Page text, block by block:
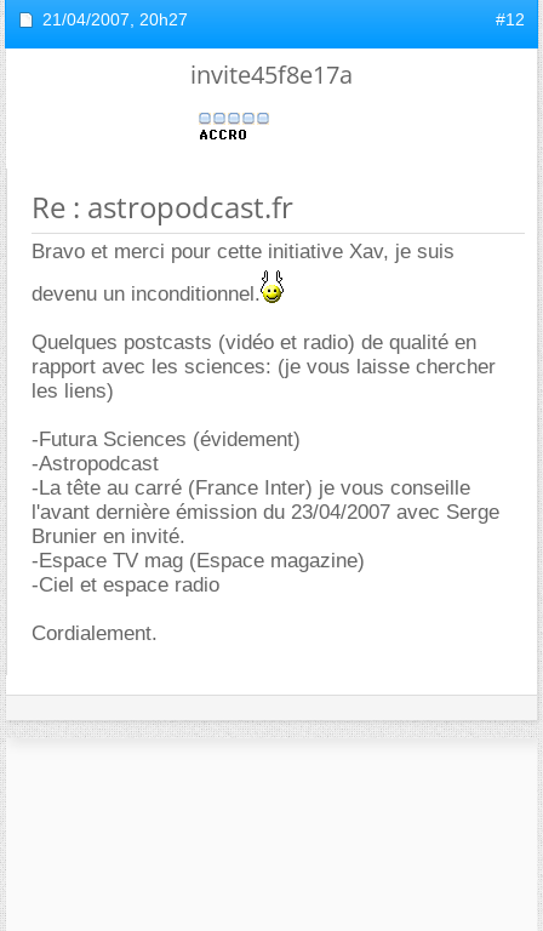
21/04/2007, 20h27 #12
invite45f8e17a
Re : astropodcast.fr
Bravo et merci pour cette initiative Xav, je suis
devenu un inconditionnel.
Quelques postcasts (vidéo et radio) de qualité en
rapport avec les sciences: (je vous laisse chercher
les liens)
-Futura Sciences (évidement)
-Astropodcast
-La tête au carré (France Inter) je vous conseille
l'avant dernière émission du 23/04/2007 avec Serge
Brunier en invité.
-Espace TV mag (Espace magazine)
-Ciel et espace radio
Cordialement.